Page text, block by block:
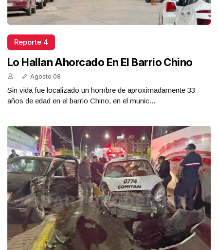
Reporte 4
Lo Hallan Ahorcado En El Barrio Chino
Agosto 08
Sin vida fue localizado un hombre de aproximadamente 33
años de edad en el barrio Chino, en el munic...